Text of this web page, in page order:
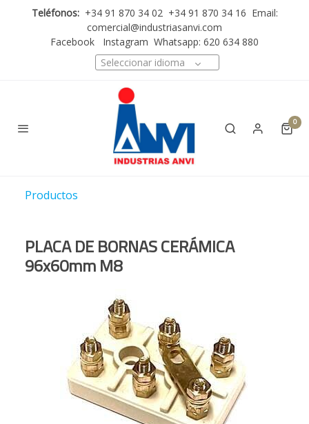
Teléfonos: +34 91 870 34 02 +34 91 870 34 16 Email:
comercial@industriasanvi.com
Facebook
Instagram Whatsapp: 620 634 880
Seleccionar idioma
0
Productos
PLACA DE BORNAS CERÁMICA
96x60mm M8